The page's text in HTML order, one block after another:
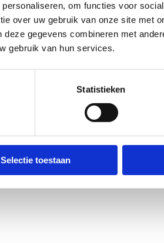
om functies voor
over uw gebruik van onze site met
gegevens combineren met
gebruik van hun services.
Statistieken
Selectie toestaan
van